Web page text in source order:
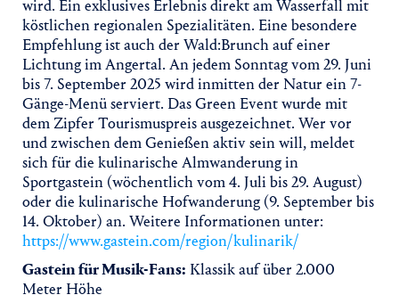
wird. Ein exklusives Erlebnis direkt am Wasserfall mit
köstlichen regionalen Spezialitäten. Eine besondere
Empfehlung ist auch der Wald:Brunch auf einer
Lichtung im Angertal. An jedem Sonntag vom 29. Juni
bis 7. September 2025 wird inmitten der Natur ein 7-
Gänge-Menü serviert. Das Green Event wurde mit
dem Zipfer Tourismuspreis ausgezeichnet. Wer vor
und zwischen dem Genießen aktiv sein will, meldet
sich für die kulinarische Almwanderung in
Sportgastein (wöchentlich vom 4. Juli bis 29. August)
oder die kulinarische Hofwanderung (9. September bis
14. Oktober) an. Weitere Informationen unter:
https://www.gastein.com/region/kulinarik/
Gastein für Musik-Fans: Klassik auf über 2.000
Meter Höhe